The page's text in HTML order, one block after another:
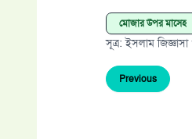
মোজার উপর মাসেহ
সূত্র:ইসলাম
Previous